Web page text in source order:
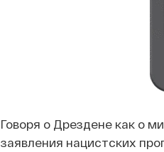
Говоря о Дрездене как о
заявления нацистских